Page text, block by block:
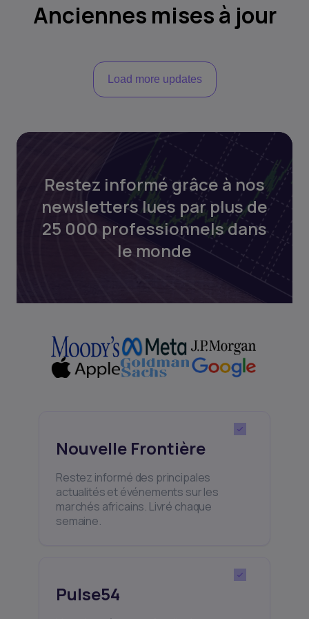
Anciennes mises à jour
Load more updates
Restez informé grâce à nos
newsletters lues par plus de
25 000 professionnels dans
le monde
Nouvelle Frontière
Restez informé des principales
actualités et événements sur les
marchés africains. Livré chaque
semaine.
Pulse54